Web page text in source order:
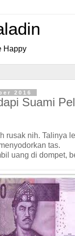
Happy
2016
Suami
rusak nih. Talinya
tas.
uang di dompet,